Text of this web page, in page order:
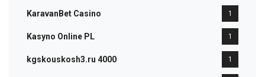
KaravanBet Casino 1
Kasyno Online PL 1
kgskouskosh3.ru 4000 1